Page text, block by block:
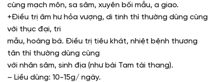
cùng mạch môn, sa sâm, xuyên bối mẫu, a giao.
+Điều trị âm hư hỏa vượng, di tinh thì thường dùng cùng
với thục đại, tri
mẫu, hoàng bá. Điều trị tiêu khát, nhiệt bệnh thương
tân thì thường dùng cùng
với nhân sâm, sinh địa (như bài Tam tài thang).
– Liều dùng: 10-15g/ ngày.